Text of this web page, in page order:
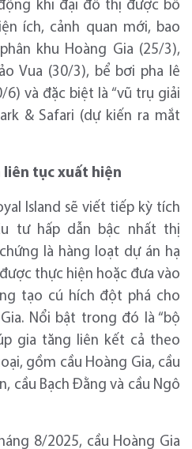
khi đại đô thị được bổ
ích, cảnh quan mới, bao
khu Hoàng Gia (25/3),
Vua (30/3), bể bơi pha lê
6) và đặc biệt là “vũ trụ giải
& Safari (dự kiến ra mắt
liên tục xuất hiện
Island sẽ viết tiếp kỳ tích
tư hấp dẫn bậc nhất thị
là hàng loạt dự án hạ
thực hiện hoặc đưa vào
tạo cú hích đột phá cho
Nổi bật trong đó là “bộ
gia tăng liên kết cả theo
gồm cầu Hoàng Gia, cầu
cầu Bạch Đằng và cầu Ngô
8/2025, cầu Hoàng Gia